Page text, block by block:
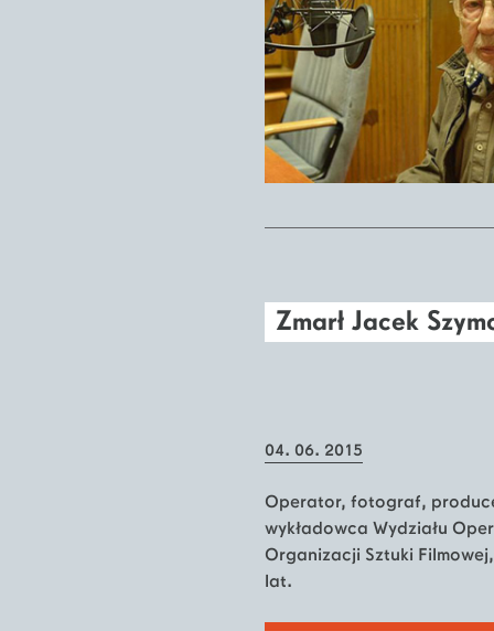
Zmarł Jacek
04. 06. 2015
Operator, fotograf,
wykładowca Wydziału
Organizacji Sztuki
lat.